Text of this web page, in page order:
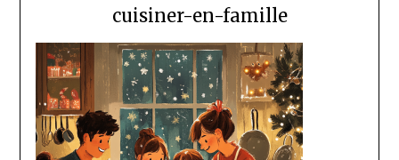
cuisiner-en-famille